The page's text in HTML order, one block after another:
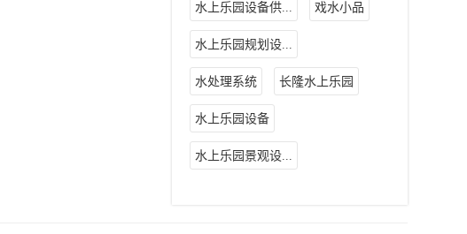
水上乐园设备供... 戏水小品
水上乐园规划设...
水处理系统 长隆水上乐园
水上乐园设备
水上乐园景观设...